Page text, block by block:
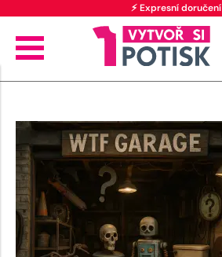
⚡ Expresní doručení